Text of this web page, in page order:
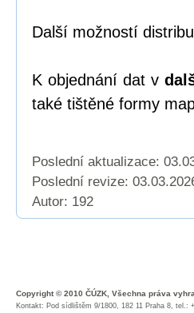
Další možností
K objednání dat v
také tištěné formy
Poslední aktualizace:
Poslední revize:
Autor: 192
Copyright © 2010 ČÚZK, Všechna práva
Kontakt: Pod sídlištěm 9/1800, 182 11 Praha 8, tel.: